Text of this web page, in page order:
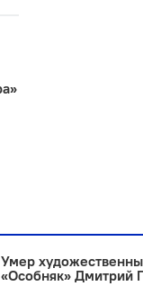
Умер
«Особняк» Дмитрий